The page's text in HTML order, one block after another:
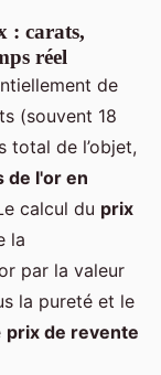
: carats,
réel
de
(souvent 18
total de l’objet,
de l'or en
calcul du prix
la
par la valeur
la pureté et le
prix de revente